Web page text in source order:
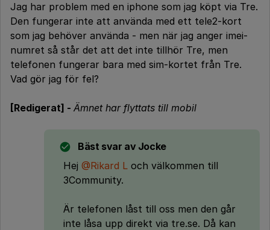
Jag har problem med en iphone som jag köpt via Tre.
Den fungerar inte att använda med ett tele2-kort
som jag behöver använda - men när jag anger imei-
numret så står det att det inte tillhör Tre, men
telefonen fungerar bara med sim-kortet från Tre.
Vad gör jag för fel?
[Redigerat] - Ämnet har flyttats till mobil
Bäst svar av Jocke
Hej @Rikard L och välkommen till
3Community.
Är telefonen låst till oss men den går
inte låsa upp direkt via tre.se. Då kan